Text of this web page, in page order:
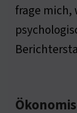
frage mich,